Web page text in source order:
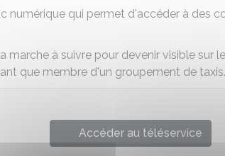
numérique qui permet d'accéder à des
marche à suivre pour devenir visible sur
que membre d'un groupement de taxis.
Accéder au téléservice